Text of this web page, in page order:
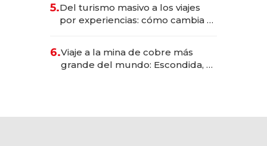
transformadoras
5.Del turismo masivo a los viajes
por experiencias: cómo cambia el
6.Viaje a la mina de cobre más
grande del mundo: Escondida, el